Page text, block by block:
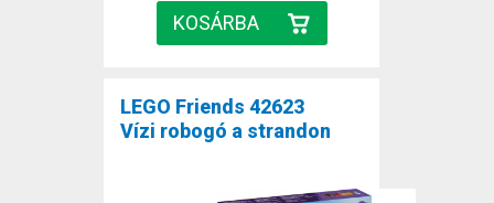
LEGO Friends 42623
Vízi robogó a strandon